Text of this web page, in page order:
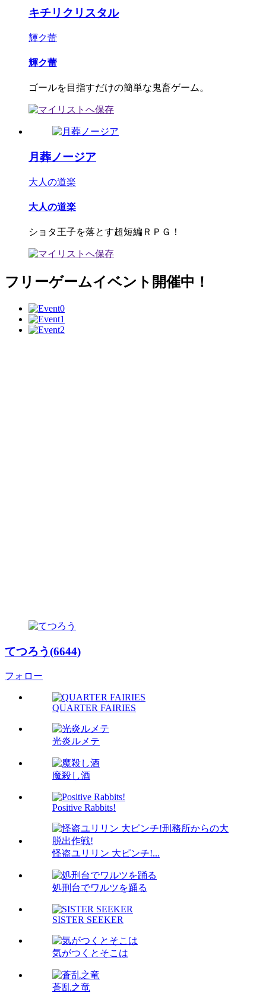
キチリクリスタル
輝ク蕾
輝ク蕾
ゴールを目指すだけの簡単な鬼畜ゲーム。
月葬ノージア
大人の道楽
大人の道楽
ショタ王子を落とす超短編ＲＰＧ！
フリーゲームイベント開催中！
てつろう(6644)
フォロー
QUARTER FAIRIES
光炎ルメテ
魔殺し酒
Positive Rabbits!
怪盗ユリリン 大ピンチ!...
処刑台でワルツを踊る
SISTER SEEKER
気がつくとそこは
蒼乱之竜